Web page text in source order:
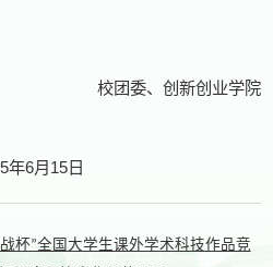
校团委、创新创业学院
年6月 15日
杯”全国大学生课外学术科技作品竞